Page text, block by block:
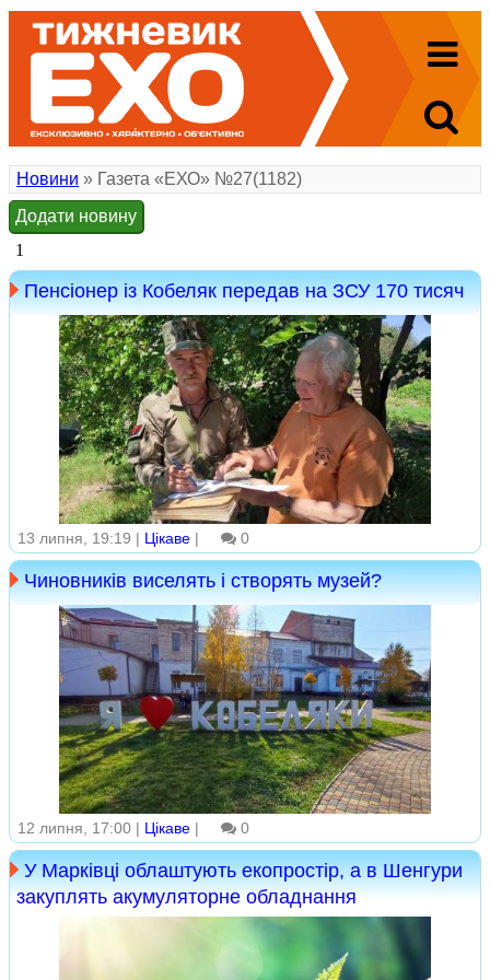
Новини » Газета «ЕХО» №27(1182)
Додати новину
1
Пенсіонер із Кобеляк передав на ЗСУ 170 тисяч
13 липня, 19:19 | Цікаве | 0
Чиновників виселять і створять музей?
12 липня, 17:00 | Цікаве | 0
У Марківці облаштують екопростір, а в Шенгури
закуплять акумуляторне обладнання